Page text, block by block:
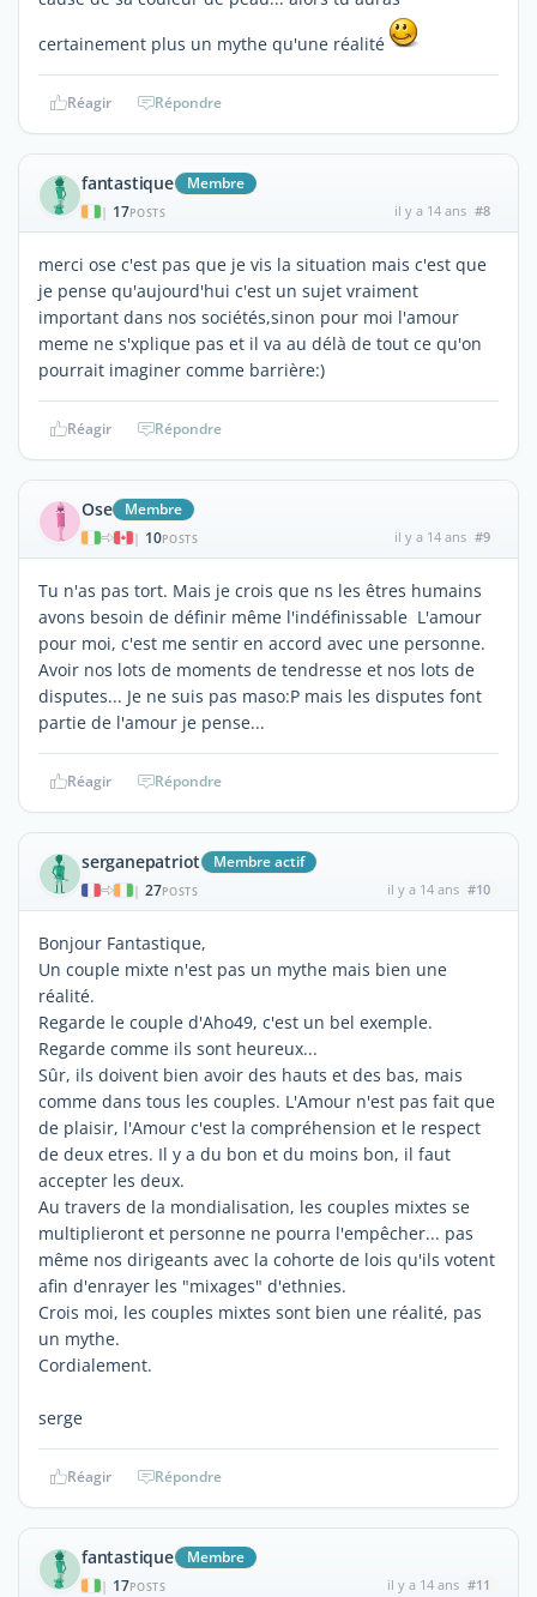
certainement plus un mythe qu'une réalité
Réagir Répondre
fantastique Membre
| 17POSTS il y a 14 ans #8
merci ose c'est pas que je vis la situation mais c'est que
je pense qu'aujourd'hui c'est un sujet vraiment
important dans nos sociétés,sinon pour moi l'amour
meme ne s'xplique pas et il va au délà de tout ce qu'on
pourrait imaginer comme barrière:)
Réagir Répondre
Ose Membre
| 10POSTS il y a 14 ans #9
Tu n'as pas tort. Mais je crois que ns les êtres humains
avons besoin de définir même l'indéfinissable L'amour
pour moi, c'est me sentir en accord avec une personne.
Avoir nos lots de moments de tendresse et nos lots de
disputes... Je ne suis pas maso:P mais les disputes font
partie de l'amour je pense...
Réagir Répondre
serganepatriot Membre actif
| 27POSTS il y a 14 ans #10
Bonjour Fantastique,
Un couple mixte n'est pas un mythe mais bien une
réalité.
Regarde le couple d'Aho49, c'est un bel exemple.
Regarde comme ils sont heureux...
Sûr, ils doivent bien avoir des hauts et des bas, mais
comme dans tous les couples. L'Amour n'est pas fait que
de plaisir, l'Amour c'est la compréhension et le respect
de deux etres. Il y a du bon et du moins bon, il faut
accepter les deux.
Au travers de la mondialisation, les couples mixtes se
multiplieront et personne ne pourra l'empêcher... pas
même nos dirigeants avec la cohorte de lois qu'ils votent
afin d'enrayer les "mixages" d'ethnies.
Crois moi, les couples mixtes sont bien une réalité, pas
un mythe.
Cordialement.
serge
Réagir Répondre
fantastique Membre
| 17POSTS il y a 14 ans #11